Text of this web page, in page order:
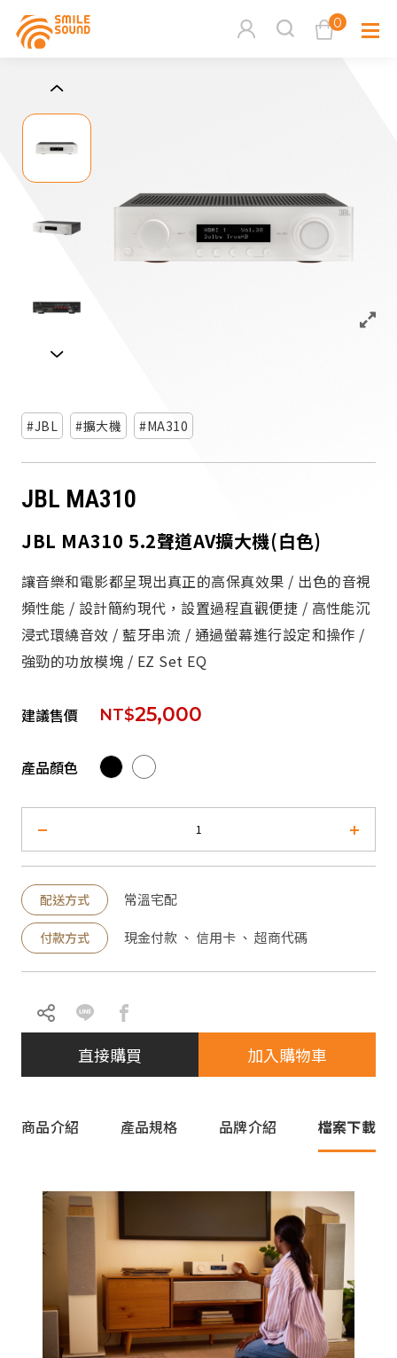
0
請選擇商品分類
請選擇分類
劇院系
JBL 擴大機 MA310
JBL MA310
JBL MA310 5.2聲道AV擴大機(白色)
讓音樂和電影都呈現出真正的高保真效果 / 出色的音視
頻性能 / 設計簡約現代，設置過程直觀便捷 / 高性能沉
浸式環繞音效 / 藍牙串流 / 通過螢幕進行設定和操作 /
強勁的功放模塊 / EZ Set EQ
建議售價 NT$25,000
產品顏色
配送方式 常溫宅配
付款方式 現金付款 、 信用卡 、 超商代碼
直接購買 加入購物車
商品介紹 產品規格 品牌介紹 檔案下載